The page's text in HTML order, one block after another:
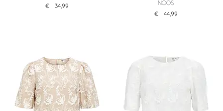
€ 34,99
NOOS
€ 44,99